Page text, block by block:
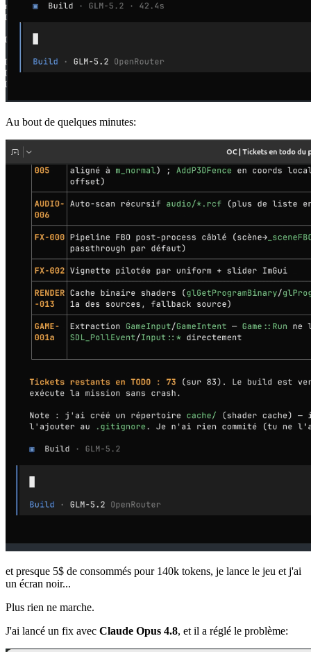
Au bout de quelques minutes:
et presque 5$ de consommés pour 140k tokens, je lance le jeu et j'ai
un écran noir...
Plus rien ne marche.
J'ai lancé un fix avec Claude Opus 4.8, et il a réglé le problème: